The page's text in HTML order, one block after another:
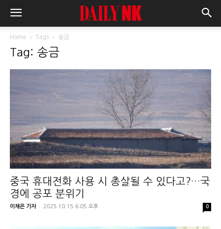
Home Tags 송금
Tag: 송금
중국 휴대전화 사용 시 총살될 수 있다고?…국
경에 공포 분위기
이채은 기자 - 2025.10.15 6:05 오후 0